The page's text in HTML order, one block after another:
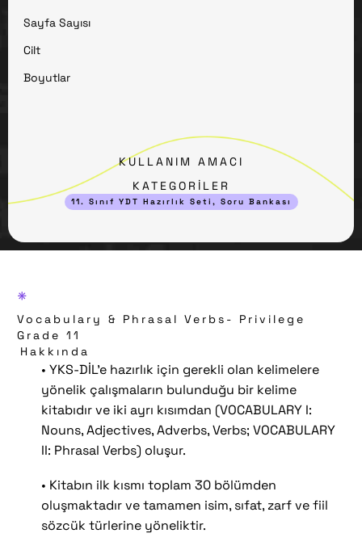
Sayfa Sayısı
Cilt
Boyutlar
KULLANIM AMACI
KATEGORİLER
11. Sınıf YDT Hazırlık Seti , Soru Bankası
*
Vocabulary & Phrasal Verbs- Privilege
Grade 11
Hakkında
• YKS-DİL’e hazırlık için gerekli olan kelimelere
yönelik çalışmaların bulunduğu bir kelime
kitabıdır ve iki ayrı kısımdan (VOCABULARY I:
Nouns, Adjectives, Adverbs, Verbs; VOCABULARY
II: Phrasal Verbs) oluşur.
• Kitabın ilk kısmı toplam 30 bölümden
oluşmaktadır ve tamamen isim, sıfat, zarf ve fiil
sözcük türlerine yöneliktir.